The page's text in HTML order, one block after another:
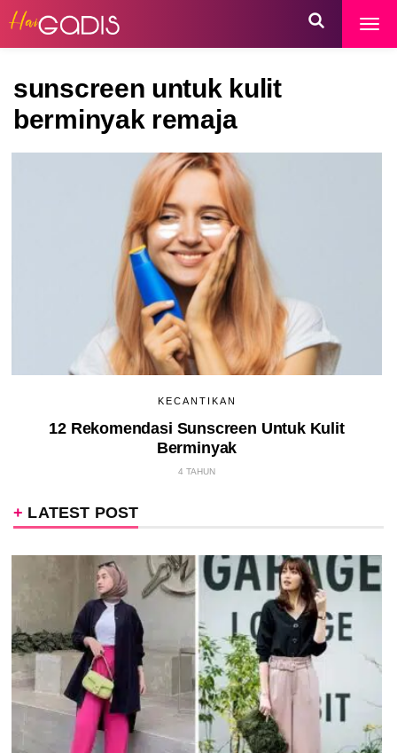
sunscreen untuk kulit
berminyak remaja
KECANTIKAN
12 Rekomendasi Sunscreen Untuk Kulit
Berminyak
4 TAHUN
LATEST POST